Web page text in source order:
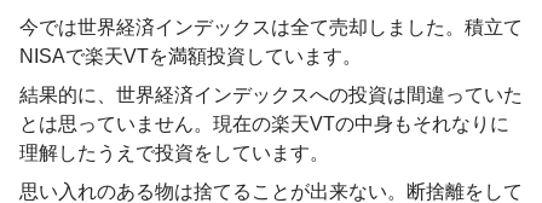
今では世界経済インデックスは全て売却しました。積立て
NISAで楽天VTを満額投資しています。
結果的に、世界経済インデックスへの投資は間違っていた
とは思っていません。現在の楽天VTの中身もそれなりに
理解したうえで投資をしています。
思い入れのある物は捨てることが出来ない。断捨離をして